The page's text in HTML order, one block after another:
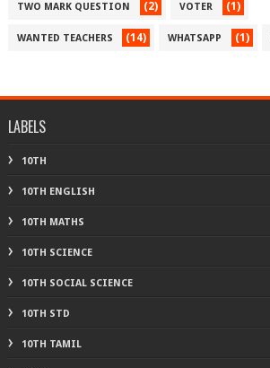
TWO MARK QUESTION (2) VOTER (1)
WANTED TEACHERS (14) WHATSAPP (1)
LABELS
10TH
10TH ENGLISH
10TH MATHS
10TH SCIENCE
10TH SOCIAL SCIENCE
10TH STD
10TH TAMIL